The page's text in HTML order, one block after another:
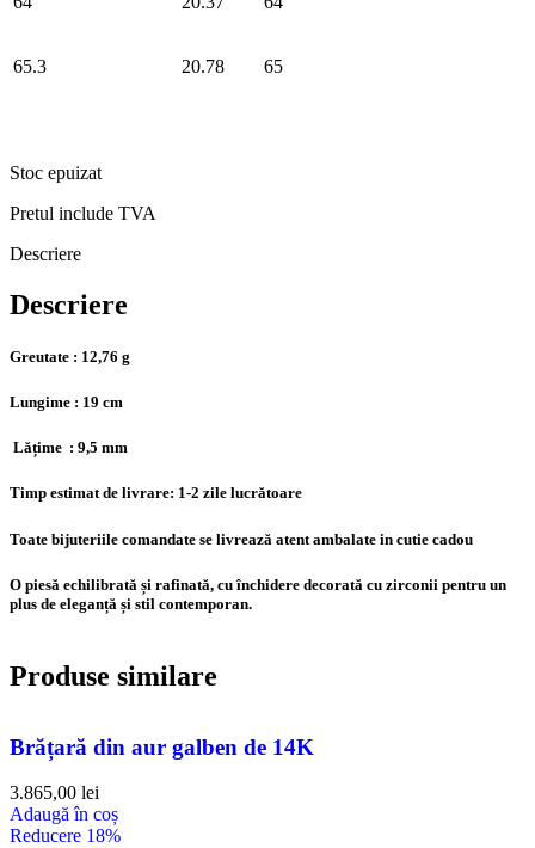
65.3 20.78 65
Stoc epuizat
Pretul include TVA
Descriere
Descriere
Greutate : 12,76 g
Lungime : 19 cm
Lățime : 9,5 mm
Timp estimat de livrare: 1-2 zile lucrătoare
Toate bijuteriile comandate se livrează atent ambalate in cutie cadou
O piesă echilibrată și rafinată, cu închidere decorată cu zirconii pentru un
plus de eleganță și stil contemporan.
Produse similare
Brățară din aur galben de 14K
3.865,00 lei
Adaugă în coș
Reducere 18%